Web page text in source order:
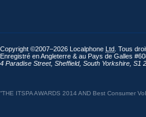
Copyright ©2007–2026 Localphone Ltd . Tous
Enregistré en Angleterre & au Pays de Galles
4 Paradise Street, Sheffield, South Yorkshire S1
“THE ITSPA AWARDS 2014 AND Best Consumer